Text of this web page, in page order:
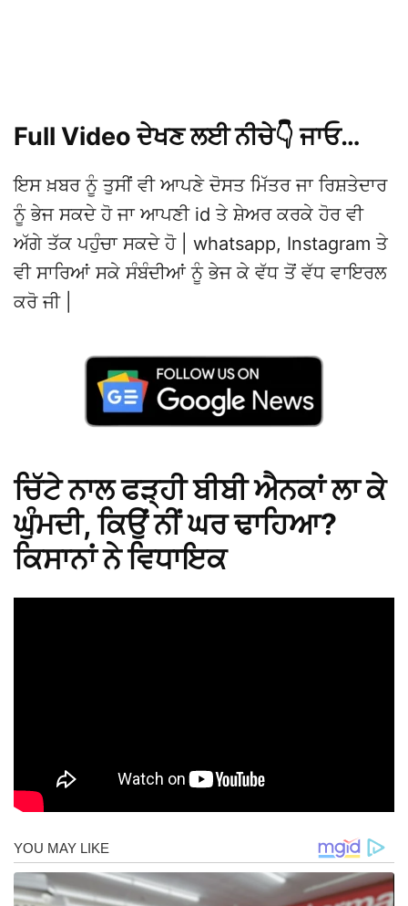
Full Video ਦੇਖਣ ਲਈ ਨੀਚੇ👇 ਜਾਓ…
ਇਸ ਖ਼ਬਰ ਨੂੰ ਤੁਸੀਂ ਵੀ ਆਪਣੇ ਦੋਸਤ ਮਿੱਤਰ ਜਾ ਰਿਸ਼ਤੇਦਾਰ
ਨੂੰ ਭੇਜ ਸਕਦੇ ਹੋ ਜਾ ਆਪਣੀ id ਤੇ ਸ਼ੇਅਰ ਕਰਕੇ ਹੋਰ ਵੀ
ਅੱਗੇ ਤੱਕ ਪਹੁੰਚਾ ਸਕਦੇ ਹੋ | whatsapp, Instagram ਤੇ
ਵੀ ਸਾਰਿਆਂ ਸਕੇ ਸੰਬੰਦੀਆਂ ਨੂੰ ਭੇਜ ਕੇ ਵੱਧ ਤੋਂ ਵੱਧ ਵਾਇਰਲ
ਕਰੋ ਜੀ |
ਚਿੱਟੇ ਨਾਲ ਫੜ੍ਹੀ ਬੀਬੀ ਐਨਕਾਂ ਲਾ ਕੇ
ਘੁੰਮਦੀ, ਕਿਉਂ ਨੀਂ ਘਰ ਢਾਹਿਆ?
ਕਿਸਾਨਾਂ ਨੇ ਵਿਧਾਇਕ